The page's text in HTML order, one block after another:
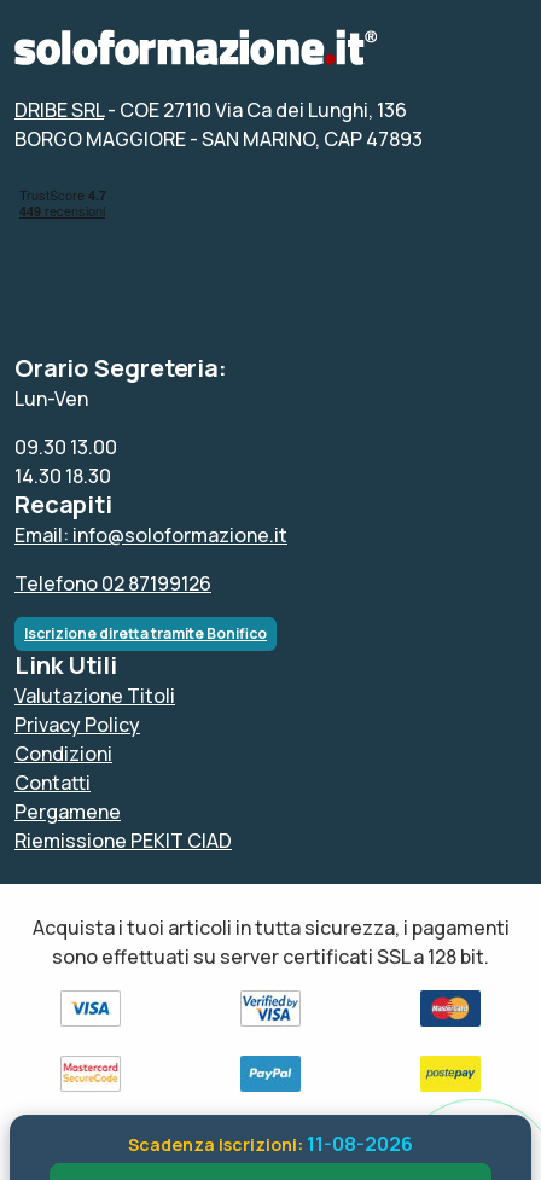
Scadenza iscrizioni: 11-08-2026
DRIBE SRL- COE 27110 Via Ca dei Lunghi, 136
BORGO MAGGIORE - SAN MARINO, CAP 47893
Orario Segreteria:
Lun-Ven
09.30 13.00
14.30 18.30
Recapiti
Email: info@soloformazione.it
Telefono 02 87199126
Iscrizione diretta tramite Bonifico
Link Utili
Valutazione Titoli
Privacy Policy
Condizioni
Contatti
Pergamene
Riemissione PEKIT CIAD
Acquista i tuoi articoli in tutta sicurezza, i pagamenti
sono effettuati su server certificati SSL a 128 bit.
Tutti i diritti sono riservati ed è vietata anche la riproduzione
parziale. Il layout e le schede informative, sia web che inviate via